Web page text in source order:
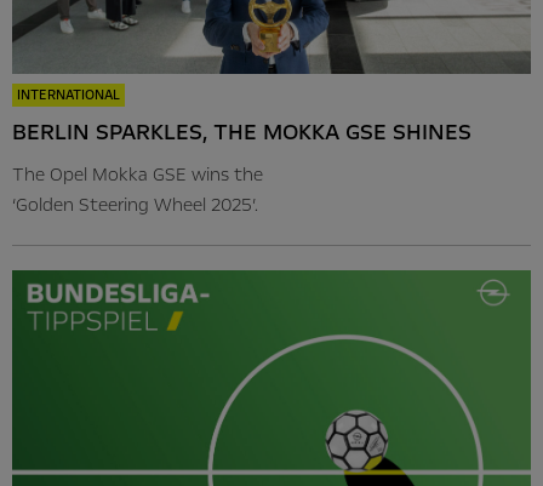
INTERNATIONAL
BERLIN SPARKLES, THE MOKKA GSE SHINES
The Opel Mokka GSE wins the
‘Golden Steering Wheel 2025’.